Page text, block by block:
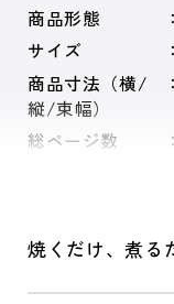
商品形態
サイズ
商品寸法（横/
縦/束幅）
総ページ数
焼くだけ、煮る